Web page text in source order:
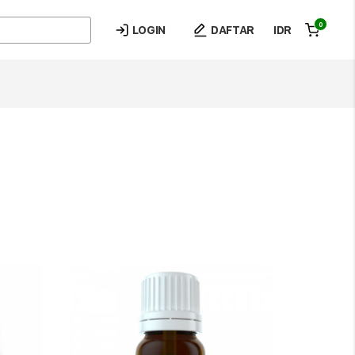
LOGIN DAFTAR IDR 0